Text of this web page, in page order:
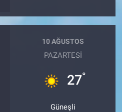
10 AĞUSTOS
PAZARTESI
27°
Güneşli